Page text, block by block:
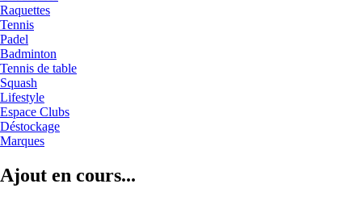
Raquettes
Tennis
Padel
Badminton
Tennis de table
Squash
Lifestyle
Espace Clubs
Déstockage
Marques
Ajout en cours...